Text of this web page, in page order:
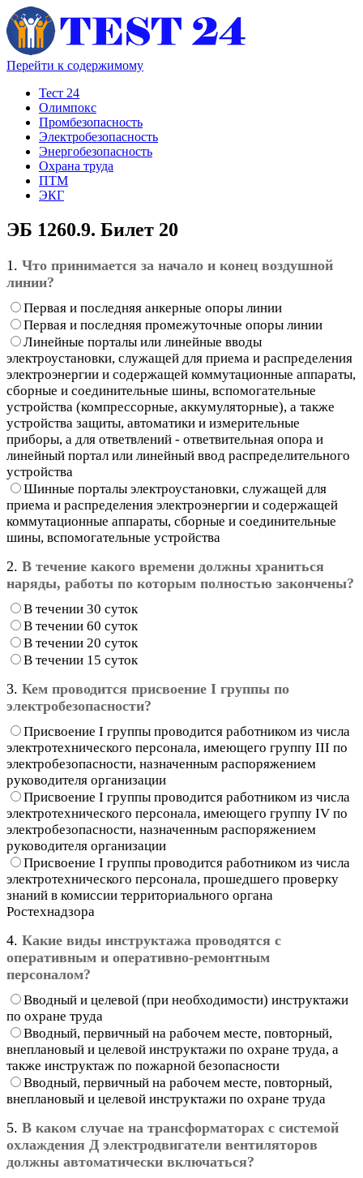
Перейти к содержимому
Тест 24
Олимпокс
Промбезопасность
Электробезопасность
Энергобезопасность
Охрана труда
ПТМ
ЭКГ
ЭБ 1260.9. Билет 20
1. Что принимается за начало и конец воздушной
линии?
Первая и последняя анкерные опоры линии
Первая и последняя промежуточные опоры линии
Линейные порталы или линейные вводы
электроустановки, служащей для приема и распределения
электроэнергии и содержащей коммутационные аппараты,
сборные и соединительные шины, вспомогательные
устройства (компрессорные, аккумуляторные), а также
устройства защиты, автоматики и измерительные
приборы, а для ответвлений - ответвительная опора и
линейный портал или линейный ввод распределительного
устройства
Шинные порталы электроустановки, служащей для
приема и распределения электроэнергии и содержащей
коммутационные аппараты, сборные и соединительные
шины, вспомогательные устройства
2. В течение какого времени должны храниться
наряды, работы по которым полностью закончены?
В течении 30 суток
В течении 60 суток
В течении 20 суток
В течении 15 суток
3. Кем проводится присвоение I группы по
электробезопасности?
Присвоение I группы проводится работником из числа
электротехнического персонала, имеющего группу III по
электробезопасности, назначенным распоряжением
руководителя организации
Присвоение I группы проводится работником из числа
электротехнического персонала, имеющего группу IV по
электробезопасности, назначенным распоряжением
руководителя организации
Присвоение I группы проводится работником из числа
электротехнического персонала, прошедшего проверку
знаний в комиссии территориального органа
Ростехнадзора
4. Какие виды инструктажа проводятся с
оперативным и оперативно-ремонтным
персоналом?
Вводный и целевой (при необходимости) инструктажи
по охране труда
Вводный, первичный на рабочем месте, повторный,
внеплановый и целевой инструктажи по охране труда, а
также инструктаж по пожарной безопасности
Вводный, первичный на рабочем месте, повторный,
внеплановый и целевой инструктажи по охране труда
5. В каком случае на трансформаторах с системой
охлаждения Д электродвигатели вентиляторов
должны автоматически включаться?